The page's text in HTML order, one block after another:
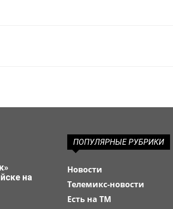
на
ПОПУЛЯРНЫЕ РУБРИКИ
Новости
Телемикс-новости
Есть на ТМ